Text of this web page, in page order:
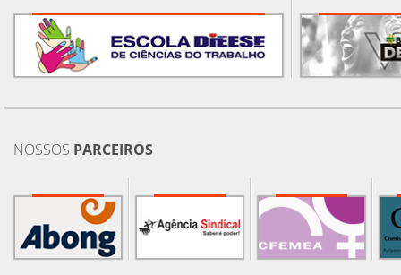
NOSSOS PARCEIROS